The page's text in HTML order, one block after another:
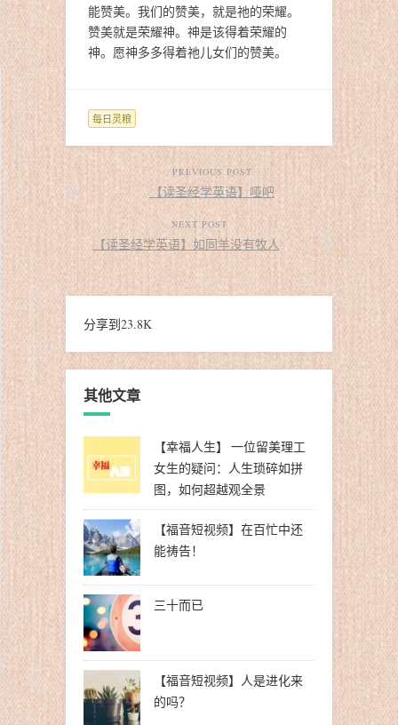
能赞美。我们的赞美， 就是祂的荣耀。
赞美就是荣耀神。神是该得着荣耀的
神。 愿神多多得着祂儿女们的赞美。
每日灵粮
PREVIOUS POST
【读圣经学英语】哑吧
NEXT POST
【读圣经学英语】如同羊没有牧人
分享到23.8K
其他文章
【幸福人生】 一位留美理工
女生的疑问：人生琐碎如拼
图，如何超越观全景
【福音短视频】在百忙中还
能祷告！
三十而已
【福音短视频】人是进化来
的吗？